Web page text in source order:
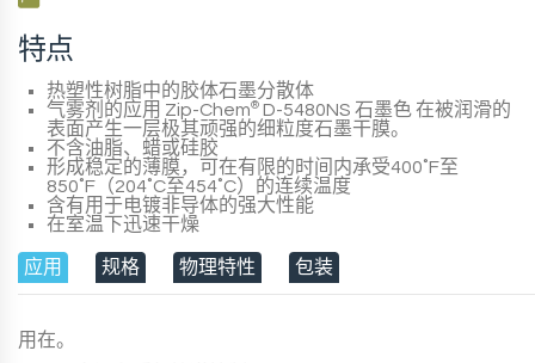
特点
热塑性树脂中的胶体石墨分散体
气雾剂的应用 Zip-Chem® D-5480NS 石墨色在被润滑的
表面产生一层极其顽强的细粒度石墨干膜。
不含油脂、蜡或硅胶
形成稳定的薄膜，可在有限的时间内承受400˚F至
850˚F（204˚C至454˚C）的连续温度
含有用于电镀非导体的强大性能
在室温下迅速干燥
应用 规格 物理特性 包装
用在。